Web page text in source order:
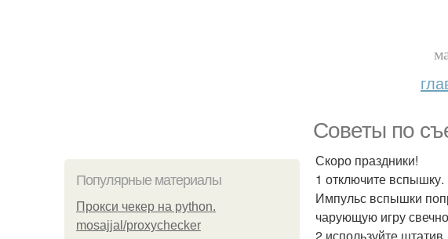
Советы по
Популярные материалы
Прокси чекер на python.
mosajjal/proxychecker
Скоро праздники!
1 отключите вспышку.
Импульс вспышки
чарующую игру